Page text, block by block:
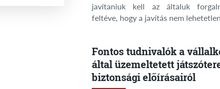
javítaniuk kell az általuk
feltéve, hogy a javítás nem
Fontos tudnivalók a
által üzemeltetett
biztonsági előírásairól